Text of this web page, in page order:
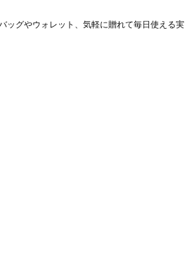
ッグやウォレット、気軽に贈れて毎日使える実